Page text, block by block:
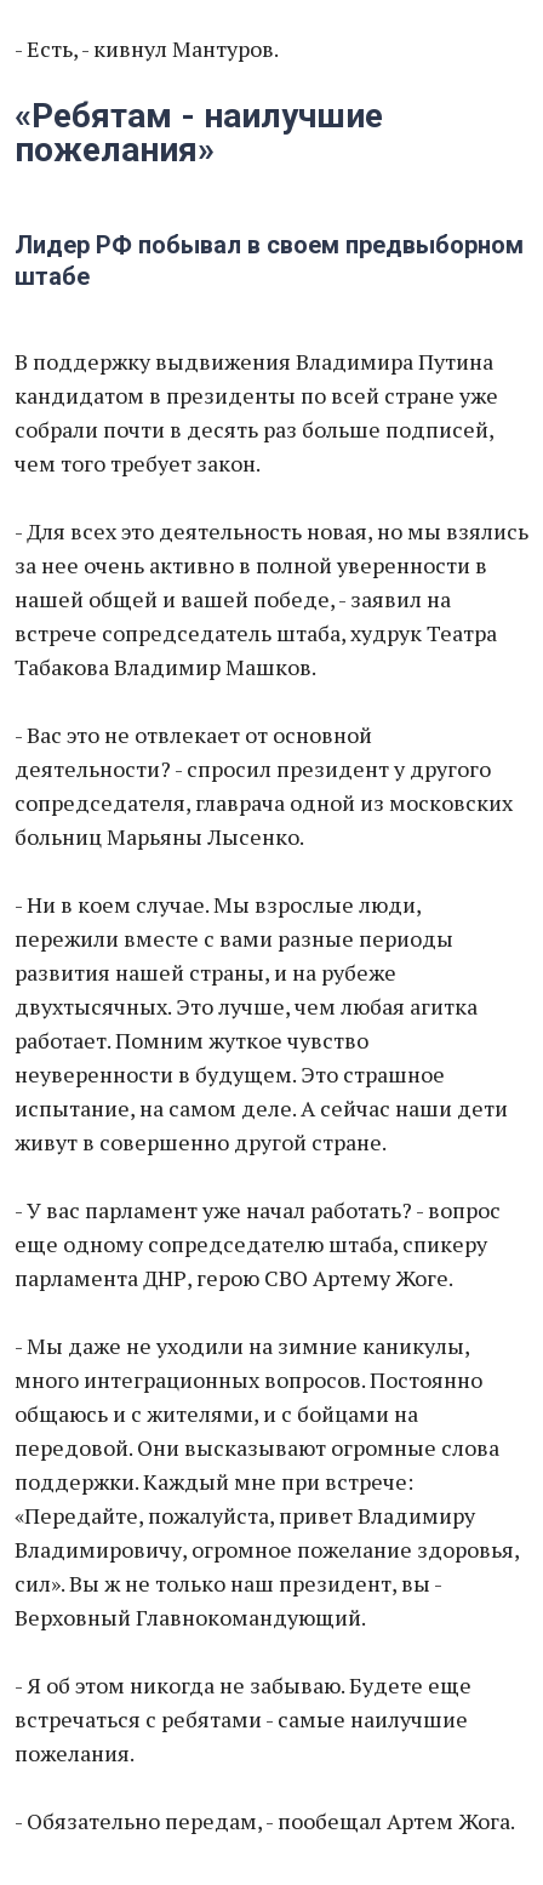
- Есть, - кивнул Мантуров.
«Ребятам - наилучшие
пожелания»
Лидер РФ побывал в своем предвыборном
штабе
В поддержку выдвижения Владимира Путина
кандидатом в президенты по всей стране уже
собрали почти в десять раз больше подписей,
чем того требует закон.
- Для всех это деятельность новая, но мы взялись
за нее очень активно в полной уверенности в
нашей общей и вашей победе, - заявил на
встрече сопредседатель штаба, худрук Театра
Табакова Владимир Машков.
- Вас это не отвлекает от основной
деятельности? - спросил президент у другого
сопредседателя, главрача одной из московских
больниц Марьяны Лысенко.
- Ни в коем случае. Мы взрослые люди,
пережили вместе с вами разные периоды
развития нашей страны, и на рубеже
двухтысячных. Это лучше, чем любая агитка
работает. Помним жуткое чувство
неуверенности в будущем. Это страшное
испытание, на самом деле. А сейчас наши дети
живут в совершенно другой стране.
- У вас парламент уже начал работать? - вопрос
еще одному сопредседателю штаба, спикеру
парламента ДНР, герою СВО Артему Жоге.
- Мы даже не уходили на зимние каникулы,
много интеграционных вопросов. Постоянно
общаюсь и с жителями, и с бойцами на
передовой. Они высказывают огромные слова
поддержки. Каждый мне при встрече:
«Передайте, пожалуйста, привет Владимиру
Владимировичу, огромное пожелание здоровья,
сил». Вы ж не только наш президент, вы -
Верховный Главнокомандующий.
- Я об этом никогда не забываю. Будете еще
встречаться с ребятами - самые наилучшие
пожелания.
- Обязательно передам, - пообещал Артем Жога.